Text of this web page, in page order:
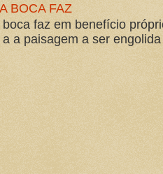
BOCA FAZ
boca faz em benefício
a a paisagem a ser